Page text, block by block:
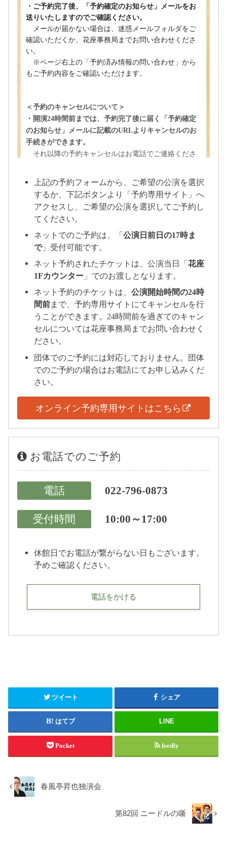
上記の予約フォームから、ご希望の公演を選択
するか、下記ボタンより「予約専用サイト」へ
アクセスし、ご希望の公演を選択してご予約し
てください。
ネットでのご予約は、「公演日前日の17時ま
で」受付可能です。
ネット予約されたチケットは、公演当日「花座
1Fカウンター」でのお渡しとなります。
ネット予約のチケットは、 公演開始時間の24時
間前まで、予約専用サイトにてキャンセルを行
うことができます。24時間前を過ぎてのキャン
セルについては花座事務局までお問い合わせく
ださい。
団体でのご予約には対応しておりません。団体
でのご予約の場合はお電話にてお申し込みくだ
さい。
オンライン予約専用サイトはこちら
お電話でのご予約
電話 022-796-0873
受付時間 10:00～17:00
休館日でお電話が繋がらない日もございます。
予めご確認ください。
電話をかける
ツイート シェア
はてブ LINE
Pocket feedly
春風亭昇也独演会
第82回 ニードルの噺